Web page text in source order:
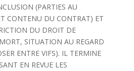
(PARTIES AU
CONTENU DU CONTRAT) ET
DU DROIT DE
SITUATION AU REGARD
ENTRE VIFS). IL TERMINE
EN REVUE LES